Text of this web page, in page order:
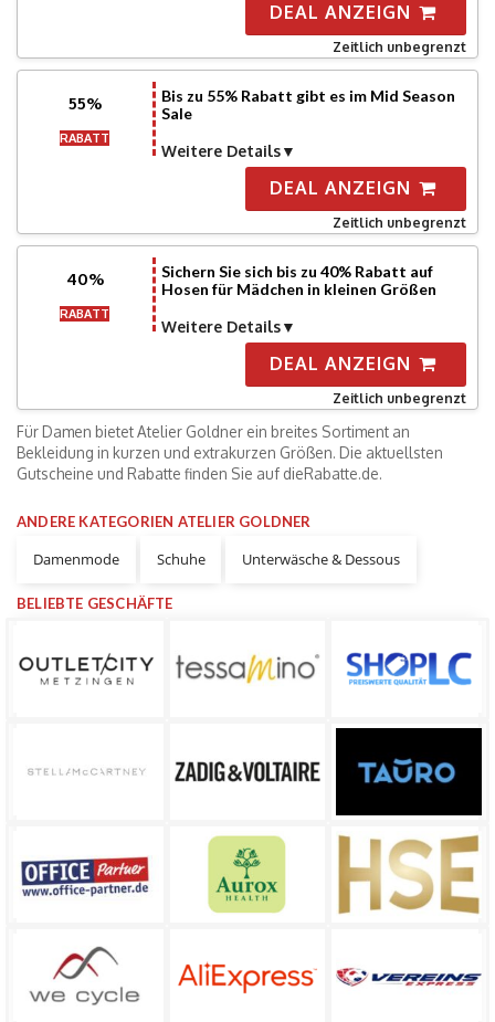
DEAL ANZEIGN
Zeitlich unbegrenzt
55%
RABATT
Bis zu 55% Rabatt gibt es im Mid Season
Sale
Weitere Details
DEAL ANZEIGN
Zeitlich unbegrenzt
40%
RABATT
Sichern Sie sich bis zu 40% Rabatt auf
Hosen für Mädchen in kleinen Größen
Weitere Details
DEAL ANZEIGN
Zeitlich unbegrenzt
Für Damen bietet Atelier Goldner ein breites Sortiment an
Bekleidung in kurzen und extrakurzen Größen. Die aktuellsten
Gutscheine und Rabatte finden Sie auf dieRabatte.de.
ANDERE KATEGORIEN ATELIER GOLDNER
Damenmode Schuhe Unterwäsche & Dessous
BELIEBTE GESCHÄFTE